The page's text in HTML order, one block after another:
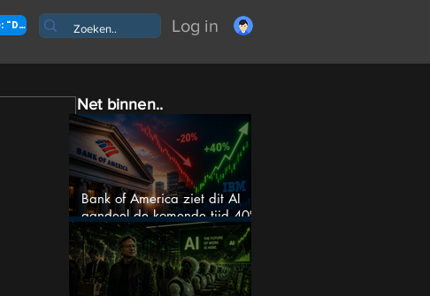
Profiteer nu van 50% korting met de kortingscode: "DANK" Log in
Net binnen..
Bank of America ziet dit AI
aandeel de komende tijd 40%
stijgen na 20% daling